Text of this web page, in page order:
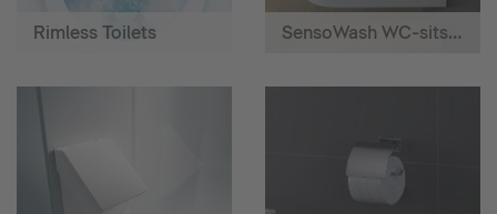
Rimless Toilets SensoWash WC-sits med hygiendusch